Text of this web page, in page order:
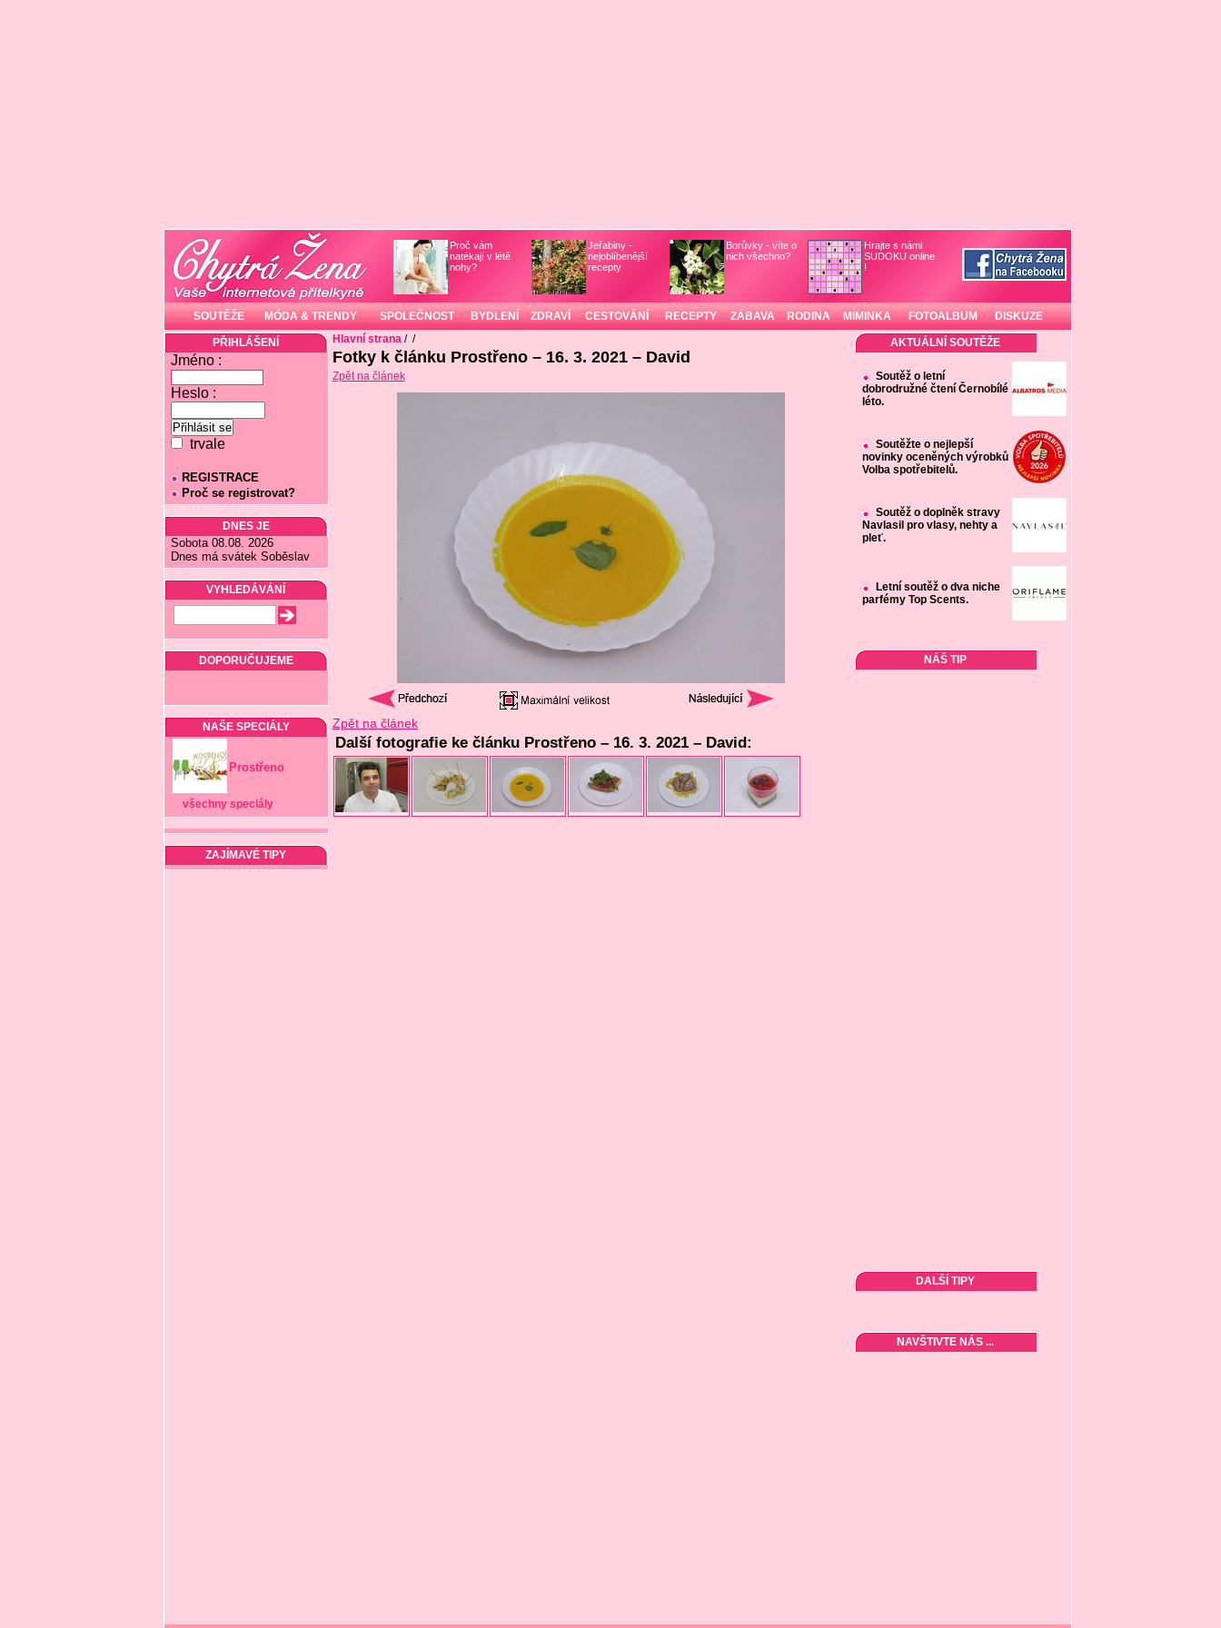
Proč vám
natékají v létě
nohy?
Jeřabiny -
nejoblíbenější
recepty
Borůvky - víte o
nich všechno?
Hrajte s námi
SUDOKU online
!
SOUTĚŽE MÓDA & TRENDY SPOLEČNOST BYDLENÍ ZDRAVÍ CESTOVÁNÍ RECEPTY ZÁBAVA RODINA MIMINKA FOTOALBUM DISKUZE
PŘIHLÁŠENÍ
Jméno :
Heslo :
trvale
REGISTRACE
Proč se registrovat?
DNES JE
Sobota 08.08. 2026
Dnes má svátek Soběslav
VYHLEDÁVÁNÍ
DOPORUČUJEME
NAŠE SPECIÁLY
Prostřeno
všechny speciály
ZAJÍMAVÉ TIPY
Hlavní strana/ /
Fotky k článku Prostřeno – 16. 3. 2021 – David
Zpět na článek
Zpět na článek
Další fotografie ke článku Prostřeno – 16. 3. 2021 – David:
AKTUÁLNÍ SOUTĚŽE
Soutěž o letní
dobrodružné čtení Černobílé
léto.
Soutěžte o nejlepší
novinky oceněných výrobků
Volba spotřebitelů.
Soutěž o doplněk stravy
Navlasil pro vlasy, nehty a
pleť.
Letní soutěž o dva niche
parfémy Top Scents.
NÁŠ TIP
DALŠÍ TIPY
NAVŠTIVTE NÁS ...